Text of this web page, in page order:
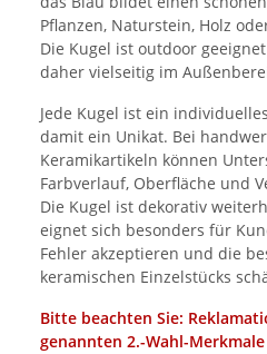
Pflanzen, Naturstein, Holz
Die Kugel ist outdoor
daher vielseitig im
Jede Kugel ist ein
damit ein Unikat. Bei
Keramikartikeln können
Farbverlauf, Oberfläche und
Die Kugel ist dekorativ
eignet sich besonders für
Fehler akzeptieren und die
keramischen Einzelstücks
Bitte beachten Sie:
genannten 2.-Wahl-